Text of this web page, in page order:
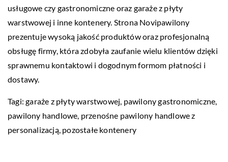
usługowe czy gastronomiczne oraz garaże z płyty
warstwowej i inne kontenery. Strona Novipawilony
prezentuje wysoką jakość produktów oraz profesjonalną
obsługę firmy, która zdobyła zaufanie wielu klientów dzięki
sprawnemu kontaktowi i dogodnym formom płatności i
dostawy.
Tagi: garaże z płyty warstwowej, pawilony gastronomiczne,
pawilony handlowe, przenośne pawilony handlowe z
personalizacją, pozostałe kontenery